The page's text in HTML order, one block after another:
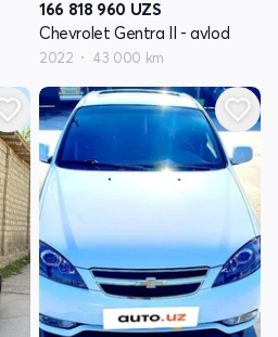
166 818 960 UZS
Chevrolet Gentra II - avlod
2022 43 000 km